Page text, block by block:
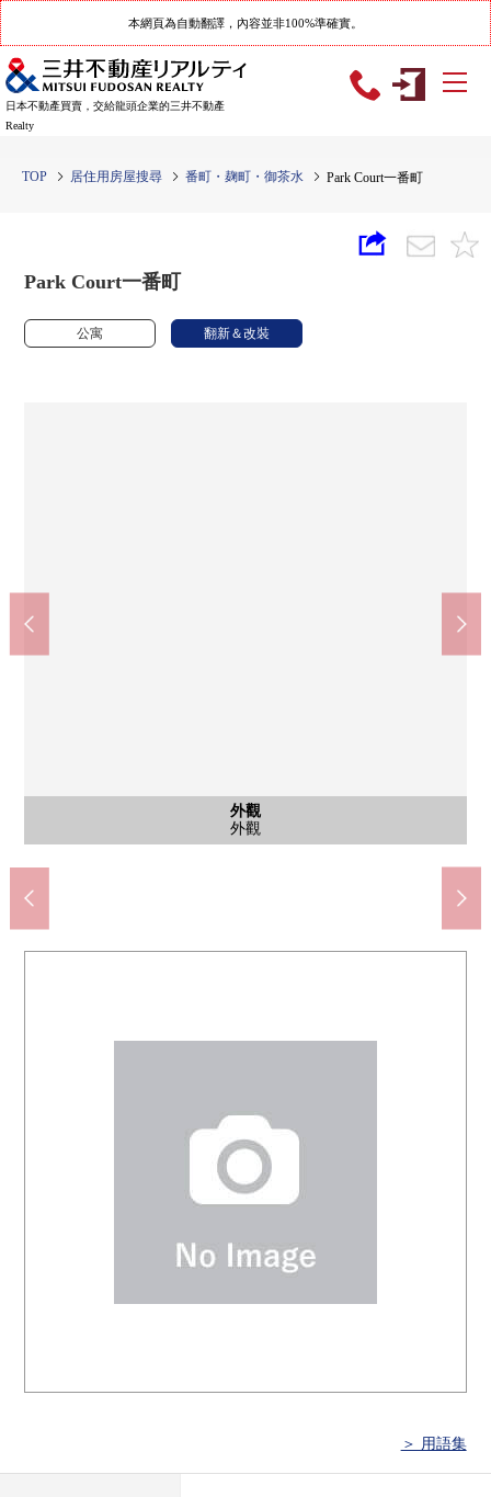
本網頁為自動翻譯，內容並非100%準確實。
日本不動產買賣，交給龍頭企業的三井不動產
Realty
TOP 居住用房屋搜尋 番町・麹町・御茶水 Park Court一番町
Park Court一番町
公寓 翻新＆改裝
外觀
外觀
客廳
約13.0張塌塌米客廳飯廳※銷售價格不包括家具
客廳
約13.0張塌塌米客廳飯廳※銷售價格不包括家具
廚房
約4.1張塌塌米廚房
廚房
約4.1張塌塌米廚房
卧室
約8.5張塌塌米主卧室※銷售價格不包括家具
西式房間
約6.0張塌塌米西式房間※銷售價格不包括家具
洗臉
洗手間
公共汽車
公共汽車
廁所
廁所
其他
走廊
門口
門口
門口
門口
其他內省
走廊
客廳
約13.0張塌塌米客廳飯廳※銷售價格不包括家具
客廳
約13.0張塌塌米客廳飯廳※銷售價格不包括家具
客廳
約13.0張塌塌米客廳飯廳※銷售價格不包括家具
客廳
約13.0張塌塌米客廳飯廳※銷售價格不包括家具
客廳
約13.0張塌塌米客廳飯廳※銷售價格不包括家具
客廳
約13.0張塌塌米客廳飯廳※銷售價格不包括家具
卧室
約8.5張塌塌米主卧室
西式房間
約6.0張塌塌米西式房間※銷售價格不包括家具
門口
門口
大廳
大廳
入口
入口
入口
入口
共有部分
電梯間
其他當地
邸宅名牌
外觀
外觀
＞ 用語集